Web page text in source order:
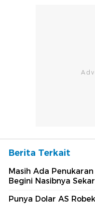
Berita Terkait
Masih Ada
Begini Nasibnya
Punya Dolar AS